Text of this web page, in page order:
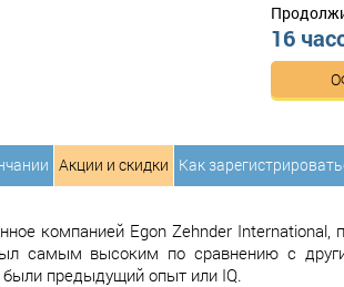
16
Акции и скидки Как
компанией Egon Zehnder International,
самым высоким по сравнению с
предыдущий опыт или IQ.